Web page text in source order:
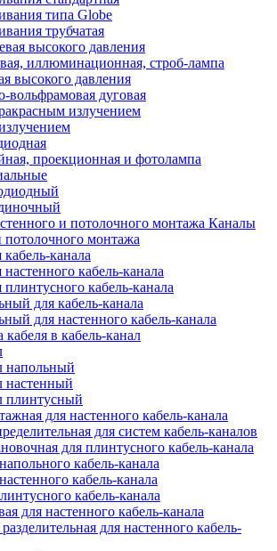
типа Globe
трубчатая
высокого давления
иллюминационная, строб-лампа
высокого давления
вольфрамовая дуговая
излучением
проекционная и фотолампа
Каналы
потолочного монтажа
канала
кабель-канала
плинтусного кабель-канала
для кабель-канала
для настенного кабель-канала
кабеля в кабель-канал
напольный
настенный
плинтусный
для настенного кабель-канала
для систем кабель-каналов
для плинтусного кабель-канала
кабель-канала
кабель-канала
кабель-канала
для настенного кабель-канала
для настенного кабель-